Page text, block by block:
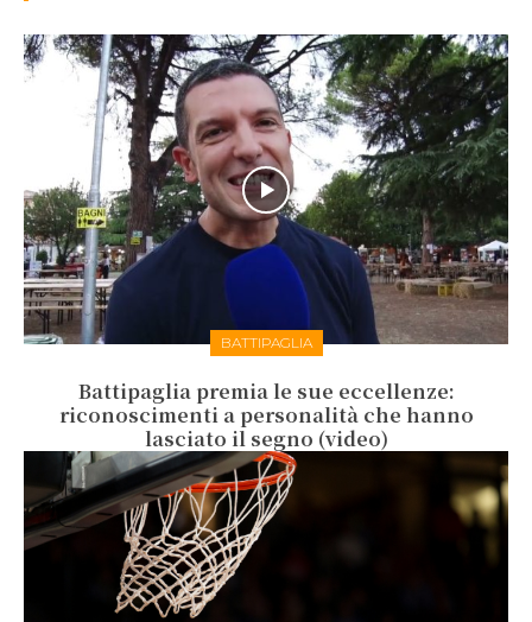
BATTIPAGLIA
Battipaglia premia le sue eccellenze:
riconoscimenti a personalità che hanno
lasciato il segno (video)